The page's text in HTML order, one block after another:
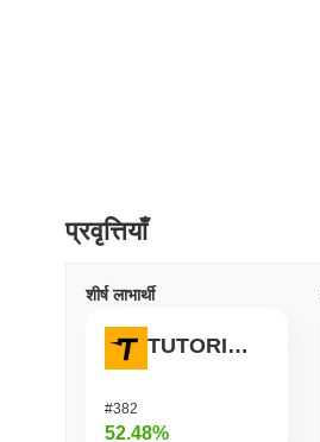
प्रवृत्तियाँ
शीर्ष लाभार्थी
TUTORIAL
#382
52.48%